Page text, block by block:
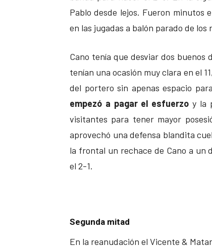
Pablo desde lejos. Fueron minutos
en las jugadas a balón parado de los
Cano tenía que desviar dos buenos
tenían una ocasión muy clara en el
del portero sin apenas espacio
empezó a pagar el esfuerzo y la
visitantes para tener mayor
aprovechó una defensa blandita
la frontal un rechace de Cano a un
el 2-1.
Segunda mitad
En la reanudación el Vicente &